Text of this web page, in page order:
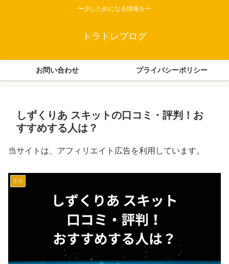
〜少しためになる情報を〜
トラトレブログ
お問い合わせ プライバシーポリシー
しずくりあ スキットの口コミ・評判！お
すすめする人は？
当サイトは、アフィリエイト広告を利用しています。
生活